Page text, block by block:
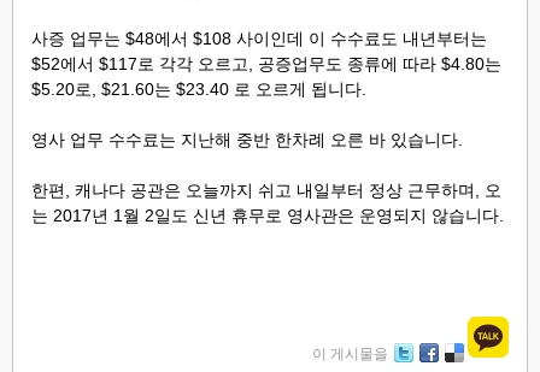
사증 업무는 $48에서 $108 사이인데 이 수수료도 내년부터는
$52에서 $117로 각각 오르고, 공증업무도 종류에 따라 $4.80는
$5.20로, $21.60는 $23.40 로 오르게 됩니다.
영사 업무 수수료는 지난해 중반 한차례 오른 바 있습니다.
한편, 캐나다 공관은 오늘까지 쉬고 내일부터 정상 근무하며, 오
는 2017년 1월 2일도 신년 휴무로 영사관은 운영되지 않습니다.
이 게시물을